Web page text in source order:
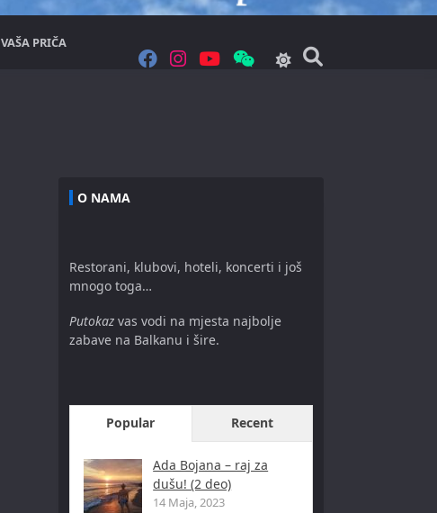
VAŠA PRIČA
O NAMA
Restorani, klubovi, hoteli, koncerti i još
mnogo toga…
Putokaz vas vodi na mjesta najbolje
zabave na Balkanu i šire.
Popular Recent
Ada Bojana – raj za
dušu! (2 deo)
14 Maja, 2023